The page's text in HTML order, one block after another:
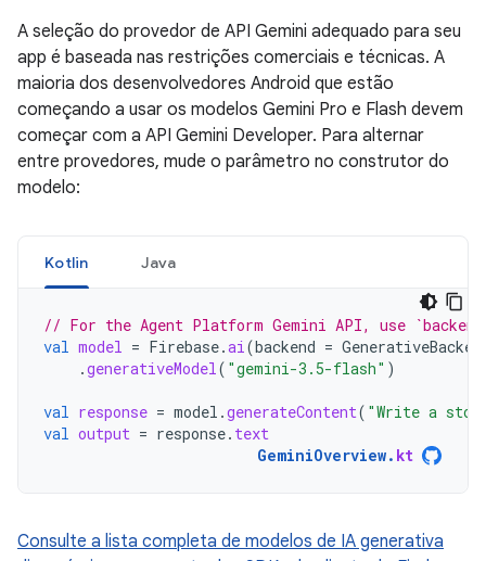
A seleção do provedor de API Gemini adequado para seu
app é baseada nas restrições comerciais e técnicas. A
maioria dos desenvolvedores Android que estão
começando a usar os modelos Gemini Pro e Flash devem
começar com a API Gemini Developer. Para alternar
entre provedores, mude o parâmetro no construtor do
modelo:
Kotlin Java
// For the Agent Platform Gemini API, use
val model = Firebase.ai (backend =
.generativeModel ( "gemini-3.5-flash" )
val response = model .generateContent( "Write a
val output = response. text
GeminiOverview. kt
Consulte a lista completa de modelos de IA generativa